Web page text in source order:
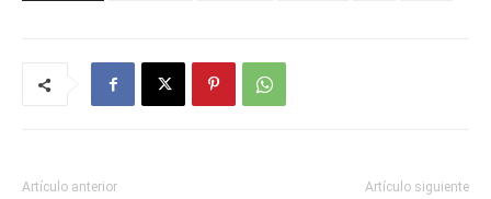
Artículo anterior Artículo siguiente